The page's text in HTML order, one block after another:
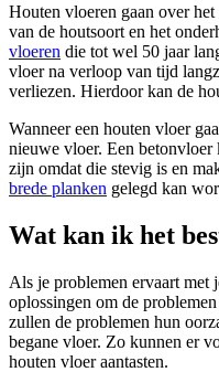
Houten vloeren gaan over
van de houtsoort en het
vloeren die tot wel 50 jaar
vloer na verloop van tijd
verliezen. Hierdoor kan de
Wanneer een houten vloer
nieuwe vloer. Een betonvloer
zijn omdat die stevig is en
brede planken gelegd kan
Wat kan ik het
Als je problemen ervaart met
oplossingen om de
zullen de problemen hun
begane vloer. Zo kunnen er
houten vloer aantasten.